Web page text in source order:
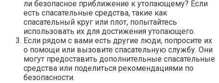
ли безопасное приближение к утопающему? Если
есть спасательные средства, такие как
спасательный круг или плот, попытайтесь
использовать их для достижения утопающего.
Если рядом с вами есть другие люди, попросите их
о помощи или вызовите спасательную службу. Они
могут предоставить дополнительные спасательные
средства или поделиться рекомендациями по
безопасности.